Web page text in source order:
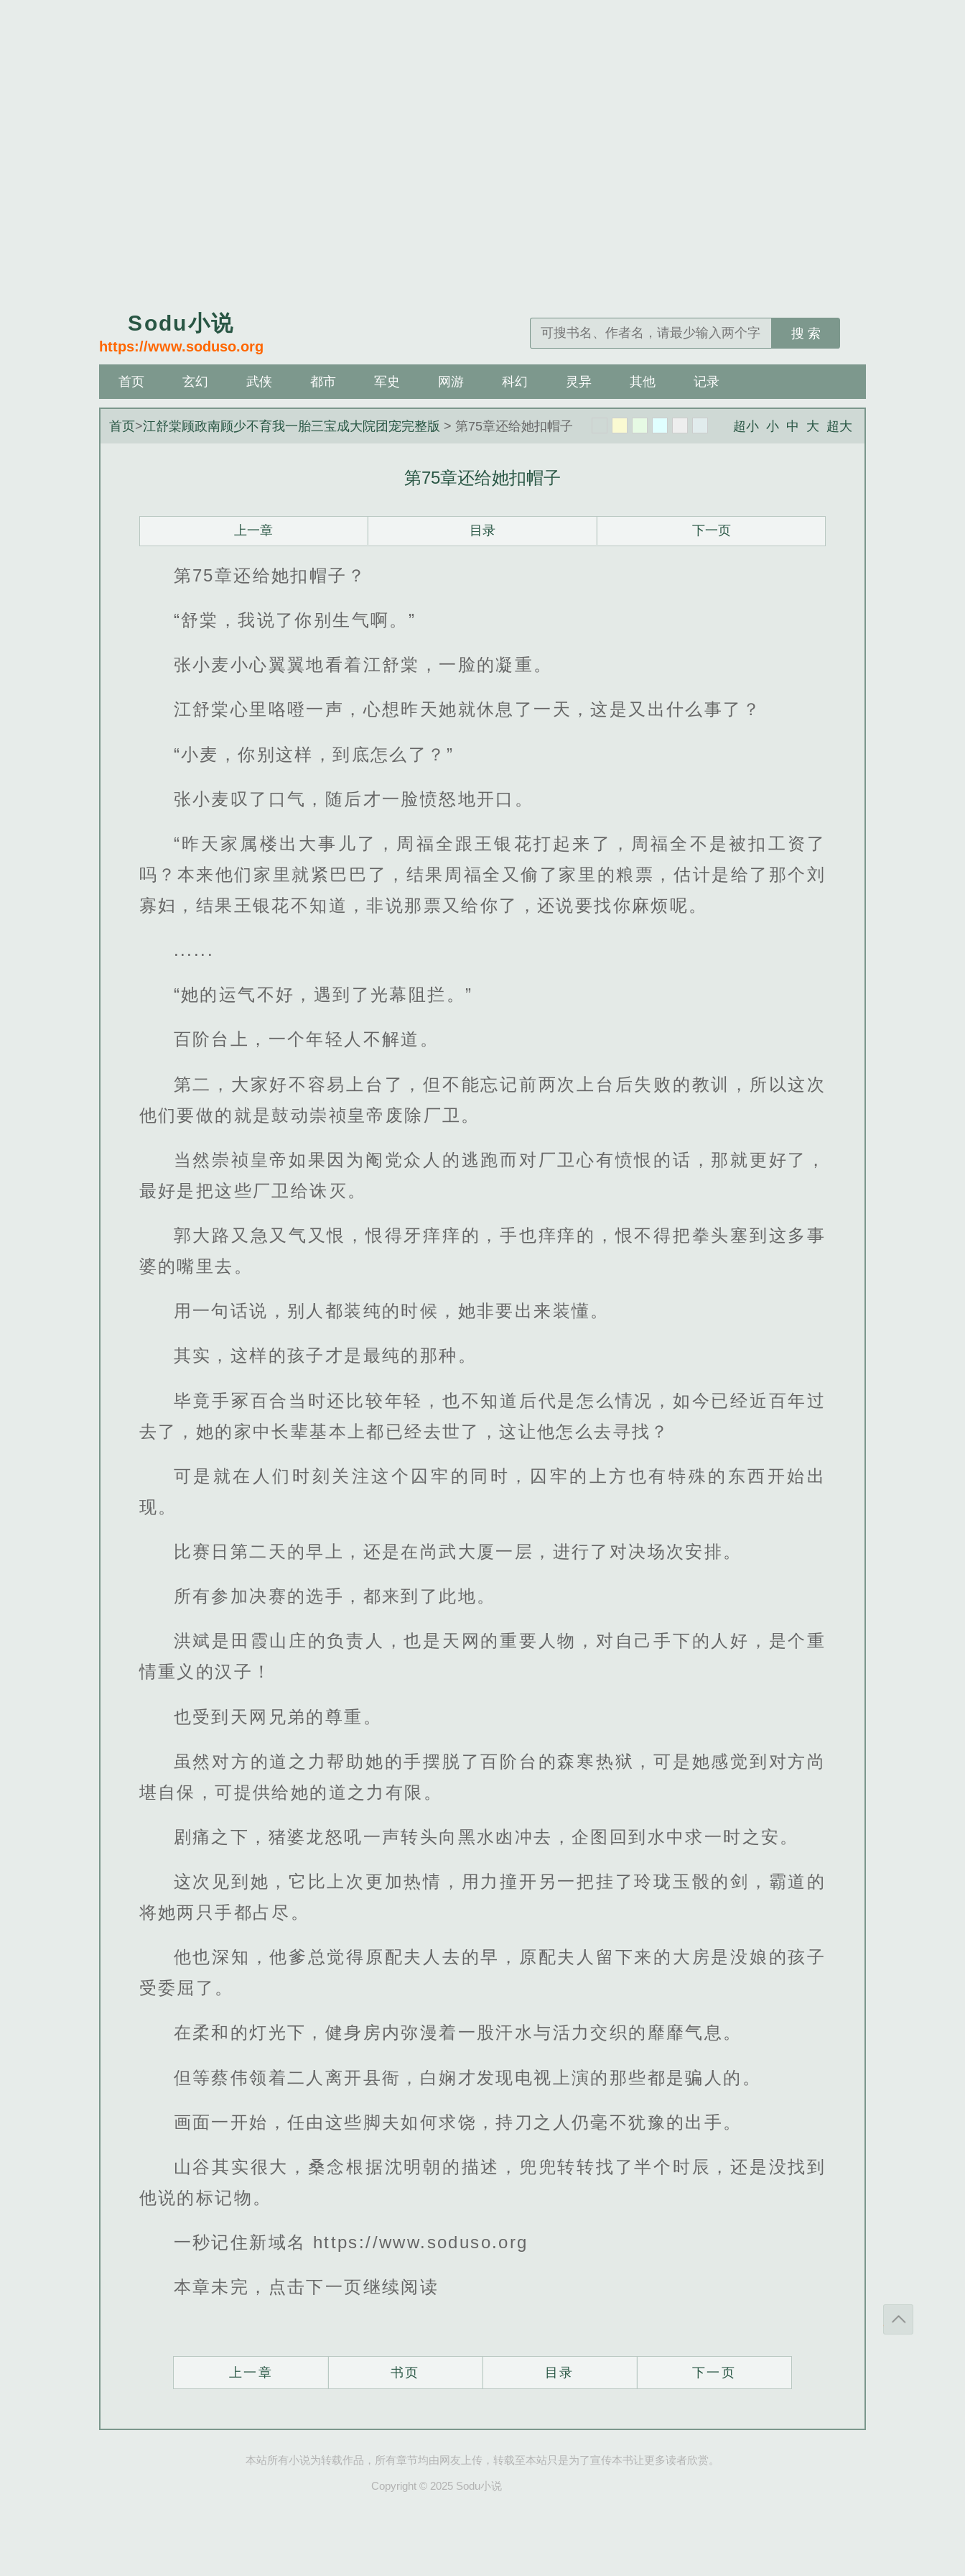
Sodu小说
https://www.soduso.org
搜 索
首页 玄幻 武侠 都市 军史 网游 科幻 灵异 其他 记录
首页>江舒棠顾政南顾少不育我一胎三宝成大院团宠完整版 > 第75章还给她扣帽子 超小 小 中 大 超大
第75章还给她扣帽子
上一章 目录 下一页
第75章还给她扣帽子？
“舒棠，我说了你别生气啊。”
张小麦小心翼翼地看着江舒棠，一脸的凝重。
江舒棠心里咯噔一声，心想昨天她就休息了一天，这是又出什么事了？
“小麦，你别这样，到底怎么了？”
张小麦叹了口气，随后才一脸愤怒地开口。
“昨天家属楼出大事儿了，周福全跟王银花打起来了，周福全不是被扣工资了
吗？本来他们家里就紧巴巴了，结果周福全又偷了家里的粮票，估计是给了那个刘
寡妇，结果王银花不知道，非说那票又给你了，还说要找你麻烦呢。
......
“她的运气不好，遇到了光幕阻拦。”
百阶台上，一个年轻人不解道。
第二，大家好不容易上台了，但不能忘记前两次上台后失败的教训，所以这次
他们要做的就是鼓动崇祯皇帝废除厂卫。
当然崇祯皇帝如果因为阉党众人的逃跑而对厂卫心有愤恨的话，那就更好了，
最好是把这些厂卫给诛灭。
郭大路又急又气又恨，恨得牙痒痒的，手也痒痒的，恨不得把拳头塞到这多事
婆的嘴里去。
用一句话说，别人都装纯的时候，她非要出来装懂。
其实，这样的孩子才是最纯的那种。
毕竟手冢百合当时还比较年轻，也不知道后代是怎么情况，如今已经近百年过
去了，她的家中长辈基本上都已经去世了，这让他怎么去寻找？
可是就在人们时刻关注这个囚牢的同时，囚牢的上方也有特殊的东西开始出
现。
比赛日第二天的早上，还是在尚武大厦一层，进行了对决场次安排。
所有参加决赛的选手，都来到了此地。
洪斌是田霞山庄的负责人，也是天网的重要人物，对自己手下的人好，是个重
情重义的汉子！
也受到天网兄弟的尊重。
虽然对方的道之力帮助她的手摆脱了百阶台的森寒热狱，可是她感觉到对方尚
堪自保，可提供给她的道之力有限。
剧痛之下，猪婆龙怒吼一声转头向黑水凼冲去，企图回到水中求一时之安。
这次见到她，它比上次更加热情，用力撞开另一把挂了玲珑玉骰的剑，霸道的
将她两只手都占尽。
他也深知，他爹总觉得原配夫人去的早，原配夫人留下来的大房是没娘的孩子
受委屈了。
在柔和的灯光下，健身房内弥漫着一股汗水与活力交织的靡靡气息。
但等蔡伟领着二人离开县衙，白娴才发现电视上演的那些都是骗人的。
画面一开始，任由这些脚夫如何求饶，持刀之人仍毫不犹豫的出手。
山谷其实很大，桑念根据沈明朝的描述，兜兜转转找了半个时辰，还是没找到
他说的标记物。
一秒记住新域名 https://www.soduso.org
本章未完，点击下一页继续阅读
上一章 书页 目录 下一页
本站所有小说为转载作品，所有章节均由网友上传，转载至本站只是为了宣传本书让更多读者欣赏。
Copyright © 2025 Sodu小说